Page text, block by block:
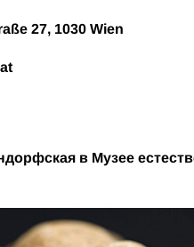
27, 1030 Wien
в Музее